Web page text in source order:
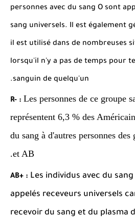
personnes avec du sang O sont
sang universels. Il est également
il est utilisé dans de nombreuses
lorsqu'il n'y a pas de temps pour
sanguin de quelqu'un.
R- : Les personnes de ce groupe
représentent 6,3 % des
du sang à d'autres personnes des
et AB.
AB+ : Les individus avec du sang
appelés receveurs universels
recevoir du sang et du plasma